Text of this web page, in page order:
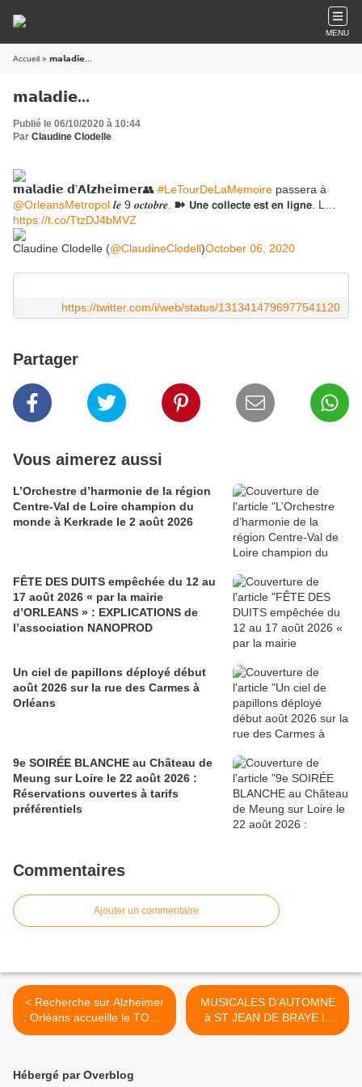
MENU
Accueil » 𝗺𝗮𝗹𝗮𝗱𝗶𝗲...
𝗺𝗮𝗹𝗮𝗱𝗶𝗲...
Publié le 06/10/2020 à 10:44
Par Claudine Clodelle
𝗺𝗮𝗹𝗮𝗱𝗶𝗲 𝗱’𝗔𝗹𝘇𝗵𝗲𝗶𝗺𝗲𝗿👥 #LeTourDeLaMemoire passera à
@OrleansMetropol 𝒍𝒆 9 𝒐𝒄𝒕𝒐𝒃𝒓𝒆. ➽ 𝗨𝗻𝗲 𝗰𝗼𝗹𝗹𝗲𝗰𝘁𝗲 𝗲𝘀𝘁 𝗲𝗻 𝗹𝗶𝗴𝗻𝗲. L…
https://t.co/TtzDJ4bMVZ
Claudine Clodelle (@ClaudineClodell)October 06, 2020
https://twitter.com/i/web/status/1313414796977541120
Partager
Vous aimerez aussi
L’Orchestre d’harmonie de la région
Centre-Val de Loire champion du
monde à Kerkrade le 2 août 2026
FÊTE DES DUITS empêchée du 12 au
17 août 2026 « par la mairie
d’ORLEANS » : EXPLICATIONS de
l’association NANOPROD
Un ciel de papillons déployé début
août 2026 sur la rue des Carmes à
Orléans
9e SOIRÉE BLANCHE au Château de
Meung sur Loire le 22 août 2026 :
Réservations ouvertes à tarifs
préférentiels
Commentaires
Ajouter un commentaire
< Recherche sur Alzheimer
: Orléans accueille le TOUR
DE LA MÉMOIRE de
MUSICALES D’AUTOMNE
à ST JEAN DE BRAYE le
samedi 10 octobre 2020 :
Hébergé par Overblog